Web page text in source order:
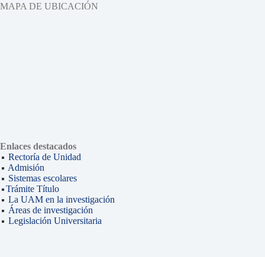
MAPA DE UBICACIÓN
Enlaces destacados
Rectoría de Unidad
Admisión
Sistemas escolares
Trámite Título
La UAM en la investigación
Áreas de investigación
Legislación Universitaria